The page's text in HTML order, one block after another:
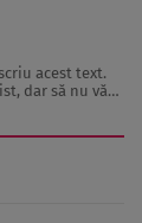
acest text.
dar să nu vă